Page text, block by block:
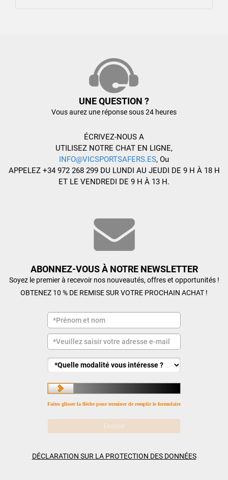
UNE QUESTION ?
Vous aurez une réponse sous 24 heures
ÉCRIVEZ-NOUS A
UTILISEZ NOTRE CHAT EN LIGNE,
INFO@VICSPORTSAFERS.ES, Ou
APPELEZ +34 972 268 299 DU LUNDI AU JEUDI DE 9 H À 18 H
ET LE VENDREDI DE 9 H À 13 H.
ABONNEZ-VOUS À NOTRE NEWSLETTER
Soyez le premier à recevoir nos nouveautés, offres et opportunités !
OBTENEZ 10 % DE REMISE SUR VOTRE PROCHAIN ACHAT !
Faites glisser la flèche pour terminer de remplir le formulaire
DÉCLARATION SUR LA PROTECTION DES DONNÉES